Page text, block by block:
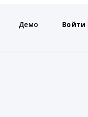
Демо Войти